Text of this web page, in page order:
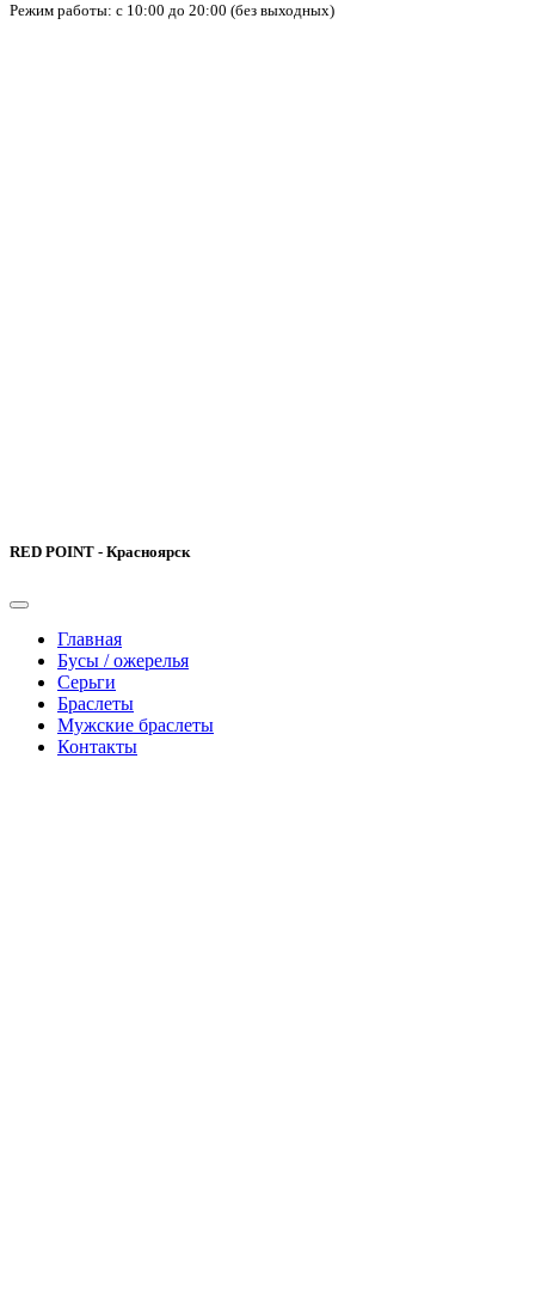
Режим работы: с 10:00 до 20:00 (без выходных)
RED POINT - Красноярск
Главная
Бусы / ожерелья
Серьги
Браслеты
Мужские браслеты
Контакты